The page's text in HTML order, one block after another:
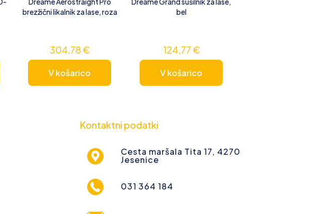
brezžični likalnik za lase, roza
304,78 €
V košarico
bel
124,77 €
V košarico
Kontaktni podatki
Cesta maršala Tita 17, 4270
Jesenice
031 364 184